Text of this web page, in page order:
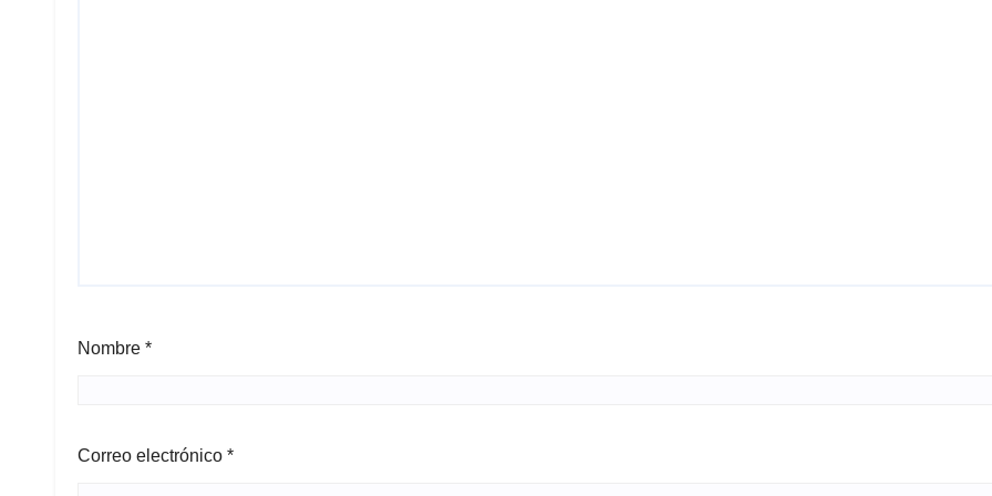
Nombre *
Correo electrónico *